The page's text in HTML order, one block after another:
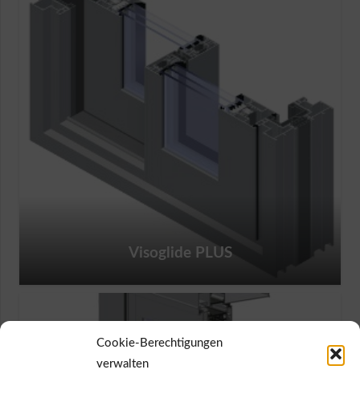
Cookie-Berechtigungen
verwalten
Visoglide PLUS